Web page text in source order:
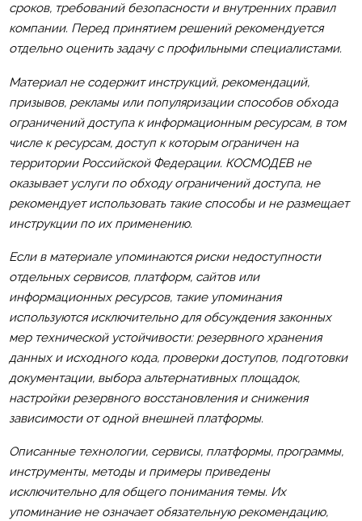
сроков, требований безопасности и внутренних правил
компании. Перед принятием решений рекомендуется
отдельно оценить задачу с профильными специалистами.
Материал не содержит инструкций, рекомендаций,
призывов, рекламы или популяризации способов обхода
ограничений доступа к информационным ресурсам, в том
числе к ресурсам, доступ к которым ограничен на
территории Российской Федерации. КОСМОДЕВ не
оказывает услуги по обходу ограничений доступа, не
рекомендует использовать такие способы и не размещает
инструкции по их применению.
Если в материале упоминаются риски недоступности
отдельных сервисов, платформ, сайтов или
информационных ресурсов, такие упоминания
используются исключительно для обсуждения законных
мер технической устойчивости: резервного хранения
данных и исходного кода, проверки доступов, подготовки
документации, выбора альтернативных площадок,
настройки резервного восстановления и снижения
зависимости от одной внешней платформы.
Описанные технологии, сервисы, платформы, программы,
инструменты, методы и примеры приведены
исключительно для общего понимания темы. Их
упоминание не означает обязательную рекомендацию,